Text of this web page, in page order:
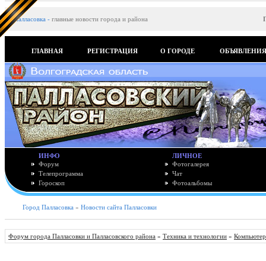
Палласовка - главные новости города и района
ГЛАВНАЯ РЕГИСТРАЦИЯ О ГОРОДЕ ОБЪЯВЛЕНИЯ
ИНФО
Форум
Телепрограмма
Гороскоп
ЛИЧНОЕ
Фотогалерея
Чат
Фотоальбомы
Город Палласовка » Новости сайта Палласовки
Форум города Палласовки и Палласовского района » Техника и технологии »